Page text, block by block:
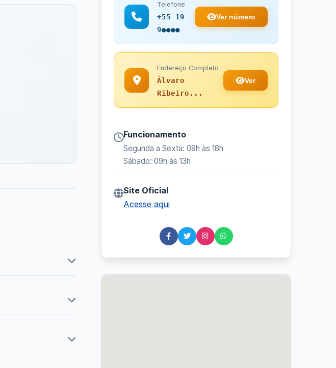
Telefone
+55 19
9●●●●
Ver número
Endereço Completo
Álvaro
Ribeiro...
Ver
Funcionamento
Segunda a Sexta: 09h às 18h
Sábado: 09h às 13h
Site Oficial
Acesse aqui